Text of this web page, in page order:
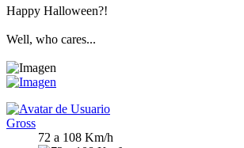
Happy Halloween?!
Well, who cares...
Gross
72 a 108 Km/h